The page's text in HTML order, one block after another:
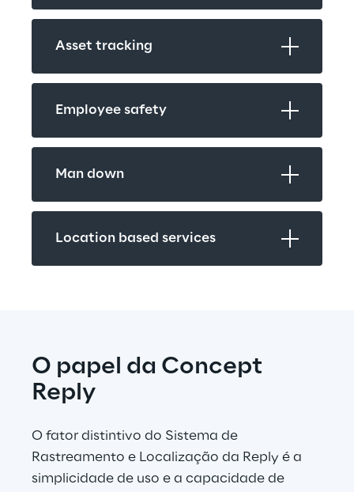
Asset tracking
Employee safety
Man down
Location based services
O papel da Concept
Reply
O fator distintivo do Sistema de
Rastreamento e Localização da Reply é a
simplicidade de uso e a capacidade de